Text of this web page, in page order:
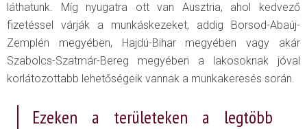
láthatunk. Míg nyugatra ott van Ausztria, ahol kedvező
fizetéssel várják a munkáskezeket, addig Borsod-Abaúj-
Zemplén megyében, Hajdú-Bihar megyében vagy akár
Szabolcs-Szatmár-Bereg megyében a lakosoknak jóval
korlátozottabb lehetőségeik vannak a munkakeresés során.
Ezeken a területeken a legtöbb